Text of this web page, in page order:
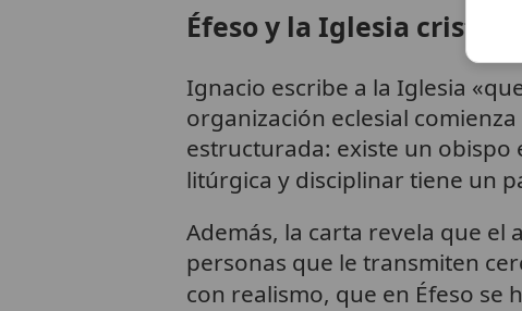
Éfeso y la Iglesia
Ignacio escribe a la Iglesia
organización eclesial
estructurada: existe un
litúrgica y disciplinar tiene un
Además, la carta revela que el
personas que le transmiten
con realismo, que en Éfeso se